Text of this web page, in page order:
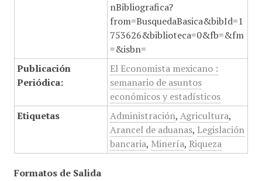
nBibliografica?
from=BusquedaBasica&bibId=1
753626&biblioteca=0&fb=&fm
=&isbn=
Publicación
Periódica:
El Economista mexicano :
semanario de asuntos
económicos y estadísticos
Etiquetas
Administración, Agricultura,
Arancel de aduanas, Legislación
bancaria, Minería, Riqueza
Formatos de Salida